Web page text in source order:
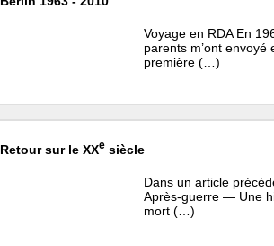
Voyage en RDA En
parents m’ont envoyé
première (…)
Retour sur le XXe siècle
Dans un article
Après-guerre — Une
mort (…)